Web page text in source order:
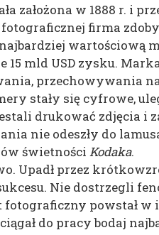
założona w 1888 r. i
firma
wartościową
15 mld USD zysku.
przechowywania
stały się cyfrowe,
drukować zdjęcia i
nie odeszły do
świetności Kodaka.
Upadł przez
Nie dostrzegli
powstał w
do pracy bodaj